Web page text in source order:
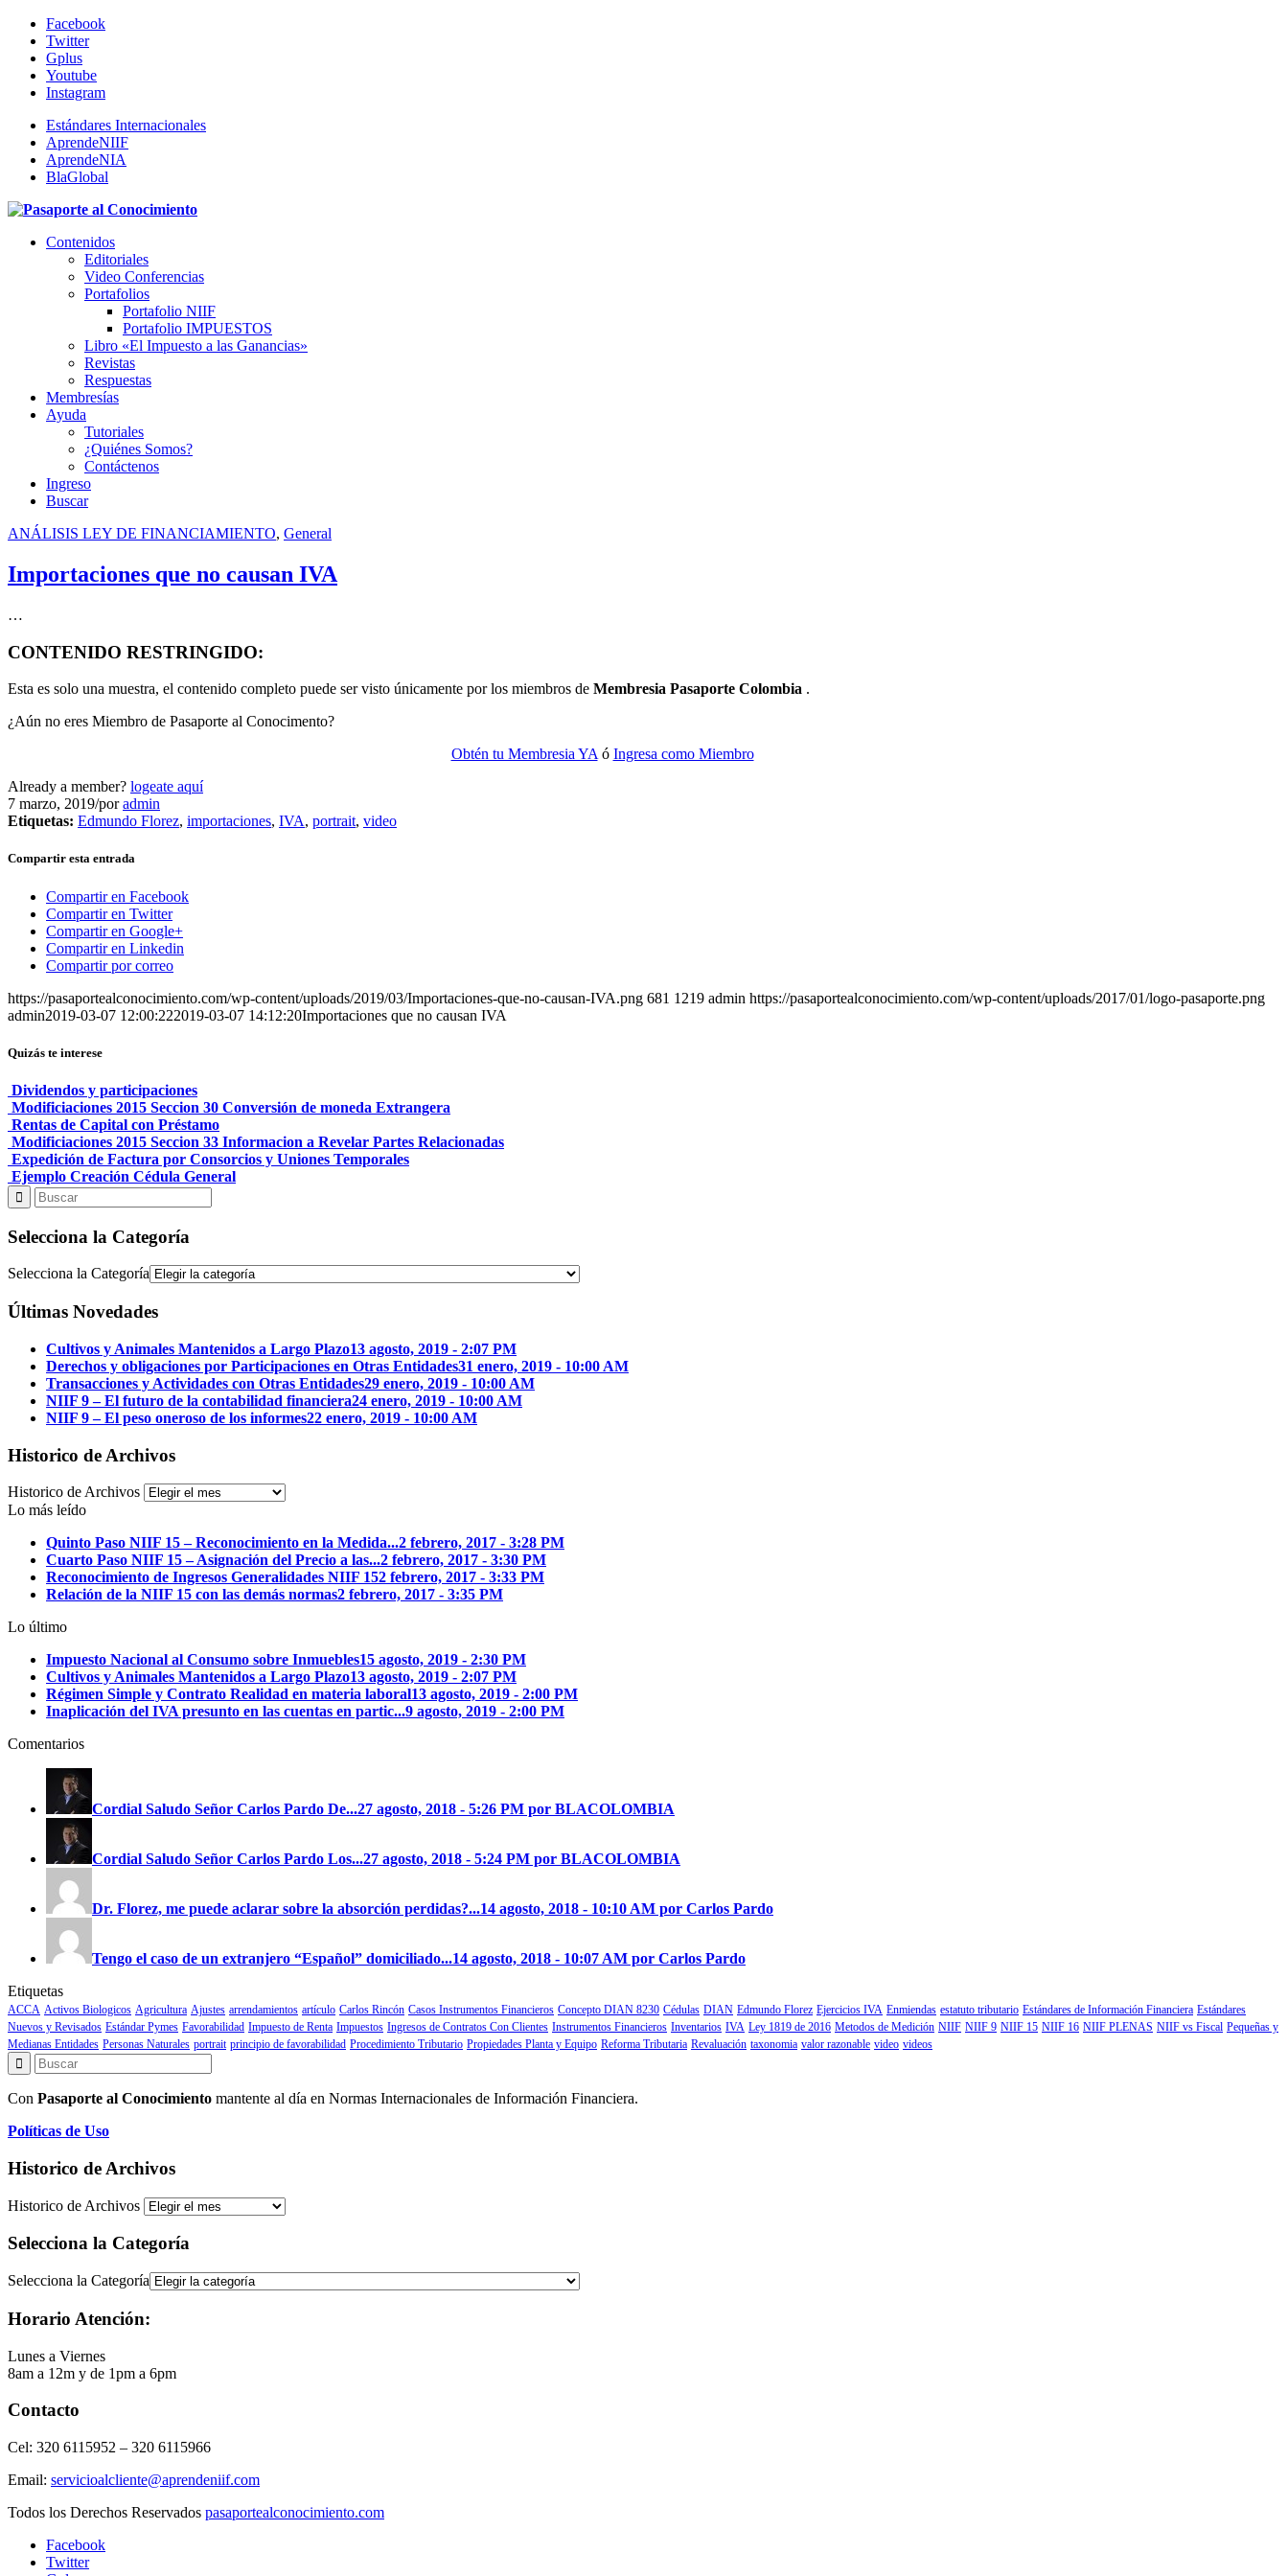
Facebook
Twitter
Gplus
Youtube
Instagram
Estándares Internacionales
AprendeNIIF
AprendeNIA
BlaGlobal
Contenidos
Editoriales
Video Conferencias
Portafolios
Portafolio NIIF
Portafolio IMPUESTOS
Libro «El Impuesto a las Ganancias»
Revistas
Respuestas
Membresías
Ayuda
Tutoriales
¿Quiénes Somos?
Contáctenos
Ingreso
Buscar
ANÁLISIS LEY DE FINANCIAMIENTO, General
Importaciones que no causan IVA
…
CONTENIDO RESTRINGIDO:
Esta es solo una muestra, el contenido completo puede ser visto únicamente por los miembros de Membresia Pasaporte Colombia .
¿Aún no eres Miembro de Pasaporte al Conocimento?
Obtén tu Membresia YA ó Ingresa como Miembro
Already a member? logeate aquí
7 marzo, 2019/poradmin
Etiquetas: Edmundo Florez, importaciones, IVA, portrait, video
Compartir esta entrada
Compartir en Facebook
Compartir en Twitter
Compartir en Google+
Compartir en Linkedin
Compartir por correo
https://pasaportealconocimiento.com/wp-content/uploads/2019/03/Importaciones-que-no-causan-IVA.png 681 1219 admin https://pasaportealconocimiento.com/wp-content/uploads/2017/01/logo-pasaporte.png
admin2019-03-07 12:00:222019-03-07 14:12:20Importaciones que no causan IVA
Quizás te interese
Dividendos y participaciones
Modificiaciones 2015 Seccion 30 Conversión de moneda Extrangera
Rentas de Capital con Préstamo
Modificiaciones 2015 Seccion 33 Informacion a Revelar Partes Relacionadas
Expedición de Factura por Consorcios y Uniones Temporales
Ejemplo Creación Cédula General
Selecciona la Categoría
Selecciona la Categoría
Últimas Novedades
Cultivos y Animales Mantenidos a Largo Plazo13 agosto, 2019 - 2:07 PM
Derechos y obligaciones por Participaciones en Otras Entidades31 enero, 2019 - 10:00 AM
Transacciones y Actividades con Otras Entidades29 enero, 2019 - 10:00 AM
NIIF 9 – El futuro de la contabilidad financiera24 enero, 2019 - 10:00 AM
NIIF 9 – El peso oneroso de los informes22 enero, 2019 - 10:00 AM
Historico de Archivos
Historico de Archivos
Lo más leído
Quinto Paso NIIF 15 – Reconocimiento en la Medida...2 febrero, 2017 - 3:28 PM
Cuarto Paso NIIF 15 – Asignación del Precio a las...2 febrero, 2017 - 3:30 PM
Reconocimiento de Ingresos Generalidades NIIF 152 febrero, 2017 - 3:33 PM
Relación de la NIIF 15 con las demás normas2 febrero, 2017 - 3:35 PM
Lo último
Impuesto Nacional al Consumo sobre Inmuebles15 agosto, 2019 - 2:30 PM
Cultivos y Animales Mantenidos a Largo Plazo13 agosto, 2019 - 2:07 PM
Régimen Simple y Contrato Realidad en materia laboral13 agosto, 2019 - 2:00 PM
Inaplicación del IVA presunto en las cuentas en partic...9 agosto, 2019 - 2:00 PM
Comentarios
Cordial Saludo Señor Carlos Pardo De...27 agosto, 2018 - 5:26 PM por BLACOLOMBIA
Cordial Saludo Señor Carlos Pardo Los...27 agosto, 2018 - 5:24 PM por BLACOLOMBIA
Dr. Florez, me puede aclarar sobre la absorción perdidas?...14 agosto, 2018 - 10:10 AM por Carlos Pardo
Tengo el caso de un extranjero “Español” domiciliado...14 agosto, 2018 - 10:07 AM por Carlos Pardo
Etiquetas
ACCA Activos Biologicos Agricultura Ajustes arrendamientos artículo Carlos Rincón Casos Instrumentos Financieros Concepto DIAN 8230 Cédulas DIAN Edmundo Florez Ejercicios IVA Enmiendas estatuto tributario Estándares de Información Financiera Estándares
Nuevos y Revisados Estándar Pymes Favorabilidad Impuesto de Renta Impuestos Ingresos de Contratos Con Clientes Instrumentos Financieros Inventarios IVA Ley 1819 de 2016 Metodos de Medición NIIF NIIF 9 NIIF 15 NIIF 16 NIIF PLENAS NIIF vs Fiscal Pequeñas y
Medianas Entidades Personas Naturales portrait principio de favorabilidad Procedimiento Tributario Propiedades Planta y Equipo Reforma Tributaria Revaluación taxonomia valor razonable video videos
Con Pasaporte al Conocimiento mantente al día en Normas Internacionales de Información Financiera.
Políticas de Uso
Historico de Archivos
Historico de Archivos
Selecciona la Categoría
Selecciona la Categoría
Horario Atención:
Lunes a Viernes
8am a 12m y de 1pm a 6pm
Contacto
Cel: 320 6115952 – 320 6115966
Email: servicioalcliente@aprendeniif.com
Todos los Derechos Reservados pasaportealconocimiento.com
Facebook
Twitter